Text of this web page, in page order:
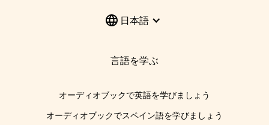
日本語
言語を学ぶ
オーディオブックで英語を学びましょう
オーディオブックでスペイン語を学びましょう